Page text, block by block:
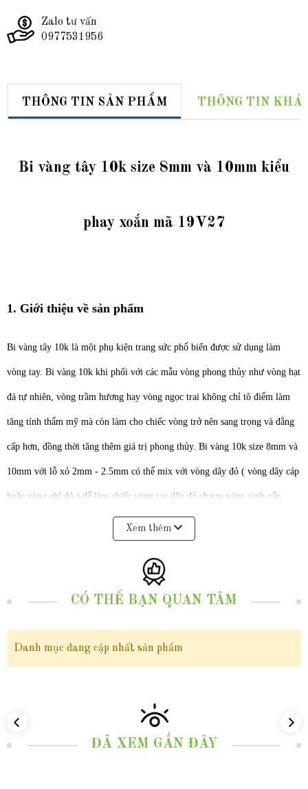
Zalo tư vấn
0977531956
THÔNG TIN SẢN PHẨM THÔNG TIN
Bi vàng tây 10k size 8mm và 10mm kiểu
phay xoắn mã 19V27
1. Giới thiệu về sản phẩm
Bi vàng tây 10k là một phụ kiện trang sức phổ biến được sử dụng làm
vòng tay. Bi vàng 10k khi phối với các mẫu vòng phong thủy như vòng hạt
đá tự nhiên, vòng trầm hương hay vòng ngọc trai không chỉ tô điểm làm
tăng tính thẩm mỹ mà còn làm cho chiếc vòng trở nên sang trọng và đẳng
cấp hơn, đồng thời tăng thêm giá trị phong thủy. Bi vàng 10k size 8mm và
10mm với lỗ xỏ 2mm - 2.5mm có thể mix với vòng dây đỏ ( vòng dây cáp
hoặc vòng chỉ đỏ ) để làm chiếc vòng tay dây đỏ charm vàng xinh xắn
hoặc có thể làm mặt dây chuyền vàng.
-------------------------------------------------------
2. Thông tin sản phẩm:
Trọng lượng:
Xem thêm
CÓ THỂ BẠN QUAN TÂM
Danh mục đang cập nhất sản phẩm
ĐÃ XEM GẦN ĐÂY